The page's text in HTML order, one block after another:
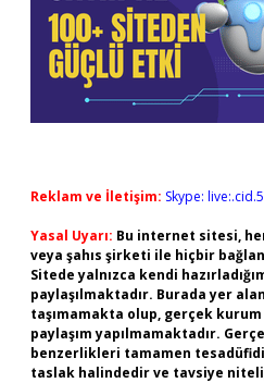
Reklam ve İletişim: Skype:
Yasal Uyarı: Bu internet sitesi,
veya şahıs şirketi ile hiçbir
Sitede yalnızca kendi
paylaşılmaktadır. Burada yer
taşımamakta olup, gerçek
paylaşım yapılmamaktadır.
benzerlikleri tamamen
taslak halindedir ve tavsiye